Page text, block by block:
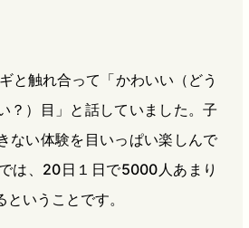
と触れ合って「かわいい（どう
？）目」と話していました。子
ない体験を目いっぱい楽しんで
は、20日１日で5000人あまり
いうことです。